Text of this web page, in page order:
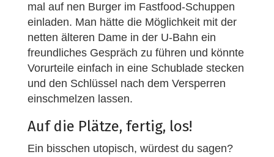
mal auf nen Burger im Fastfood-Schuppen
einladen. Man hätte die Möglichkeit mit der
netten älteren Dame in der U-Bahn ein
freundliches Gespräch zu führen und könnte
Vorurteile einfach in eine Schublade stecken
und den Schlüssel nach dem Versperren
einschmelzen lassen.
Auf die Plätze, fertig, los!
Ein bisschen utopisch, würdest du sagen?